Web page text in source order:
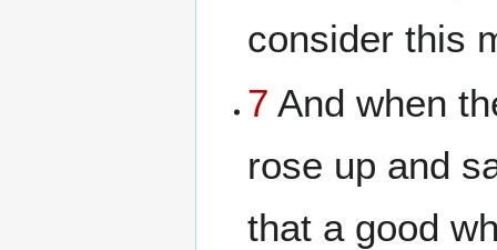
consider this
7 And when
rose up and
that a good